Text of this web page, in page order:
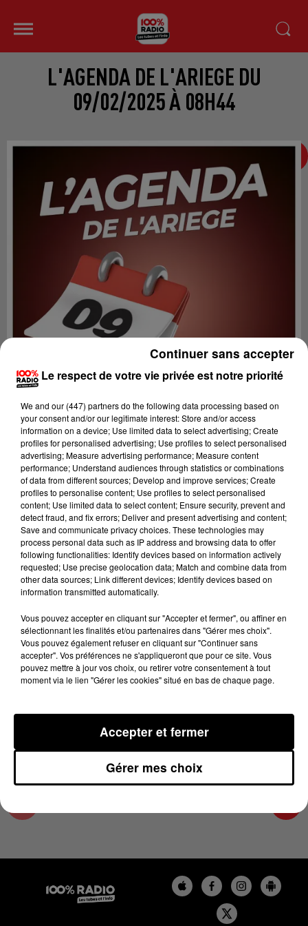
L'AGENDA DE L'ARIEGE DU
09/02/2025 À 08H44
Lecture (1 min 13 sec)
100%
100% Radio l'agenda de l'Ariege
9 février 2025 - 1 min 13 sec
L'AGENDA DE L'ARIEGE DU 09/02/2025 À
08H44
L'agenda de l'Ariege
Le respect de votre vie privée est notre priorité
We and our (447) partnersdo the following data processing based on
your consent and/or our legitimate interest: Store and/or access
information on a device; Use limited data to select advertising; Create
profiles for personalised advertising; Use profiles to select personalised
advertising; Measure advertising performance; Measure content
performance; Understand audiences through statistics or combinations
of data from different sources; Develop and improve services; Create
profiles to personalise content; Use profiles to select personalised
content; Use limited data to select content; Ensure security, prevent and
detect fraud, and fix errors; Deliver and present advertising and content;
Save and communicate privacy choices. These technologies may
process personal data such as IP address and browsing data to offer
following functionalities: Identify devices based on information actively
requested; Use precise geolocation data; Match and combine data from
other data sources; Link different devices; Identify devices based on
information transmitted automatically.
Vous pouvez accepter en cliquant sur "Accepter et fermer", ou affiner en
sélectionnant les finalités et/ou partenaires dans "Gérer mes choix".
Vous pouvez également refuser en cliquant sur "Continuer sans
accepter". Vos préférences ne s'appliqueront que pour ce site. Vous
pouvez mettre à jour vos choix, ou retirer votre consentement à tout
moment via le lien "Gérer les cookies" situé en bas de chaque page.
Gérer mes choix
Accepter et fermer
Continuer sans accepter